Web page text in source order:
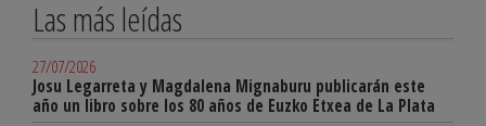
Las más leídas
27/07/2026
Josu Legarreta y Magdalena Mignaburu publicarán este
año un libro sobre los 80 años de Euzko Etxea de La Plata